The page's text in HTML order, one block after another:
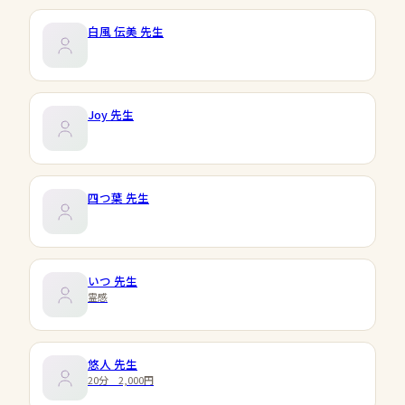
白風 伝美 先生
Joy先生
四つ葉 先生
いつ 先生
霊感
悠人 先生
20分 2,000円